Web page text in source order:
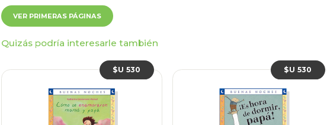
VER PRIMERAS PÁGINAS
Quizás podría interesarle también
$U 530 $U 530